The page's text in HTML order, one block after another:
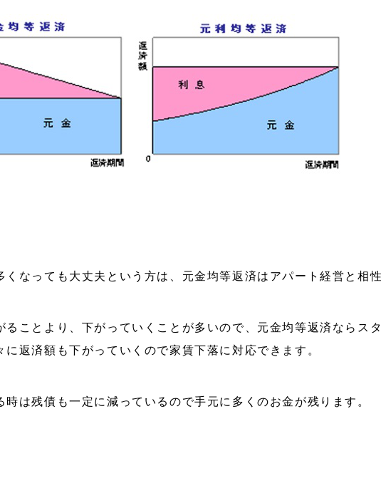
くなっても大丈夫という方は、元金均等返済はアパート経営と相
ることより、下がっていくことが多いので、元金均等返済ならス
に返済額も下がっていくので家賃下落に対応できます。
時は残債も一定に減っているので手元に多くのお金が残ります。